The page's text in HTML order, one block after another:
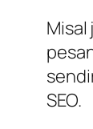
Misal
SEO.